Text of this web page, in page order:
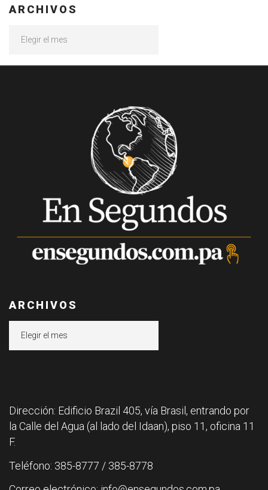
ARCHIVOS
ARCHIVOS
Dirección: Edificio Brazil 405, vía Brasil, entrando por
la Calle del Agua (al lado del Idaan), piso 11, oficina 11
F.
Teléfono: 385-8777 / 385-8778